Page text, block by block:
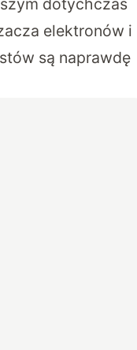
dotychczas
elektronów i
są naprawdę